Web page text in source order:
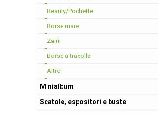
Beauty/Pochette
Borse mare
Zaini
Borse a tracolla
Altre
Minialbum
Scatole, espositori e buste